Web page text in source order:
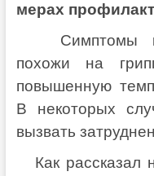
мерах
Симптомы
похожи на
повышенную
В некоторых
вызвать
Как рассказал